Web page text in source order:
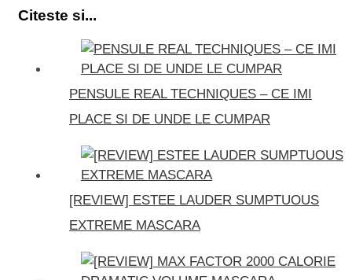
Citeste si...
PENSULE REAL TECHNIQUES – CE IMI
PLACE SI DE UNDE LE CUMPAR
[REVIEW] ESTEE LAUDER SUMPTUOUS
EXTREME MASCARA